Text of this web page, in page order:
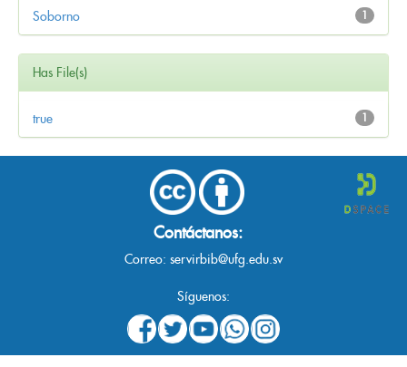
1
Soborno
Has File(s)
1
true
Contáctanos:
Correo: servirbib@ufg.edu.sv
Síguenos: